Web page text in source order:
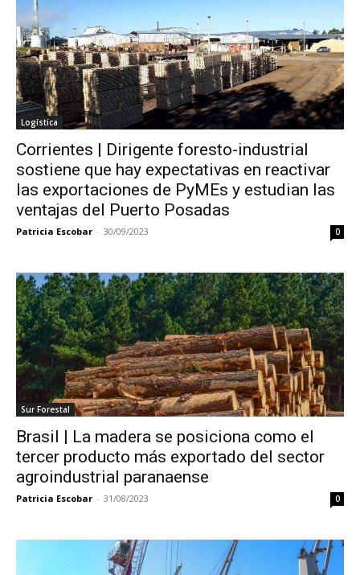
Logística
Corrientes | Dirigente foresto-industrial
sostiene que hay expectativas en reactivar
las exportaciones de PyMEs y estudian las
ventajas del Puerto Posadas
Patricia Escobar - 30/09/2023 0
Sur Forestal
Brasil | La madera se posiciona como el
tercer producto más exportado del sector
agroindustrial paranaense
Patricia Escobar - 31/08/2023 0